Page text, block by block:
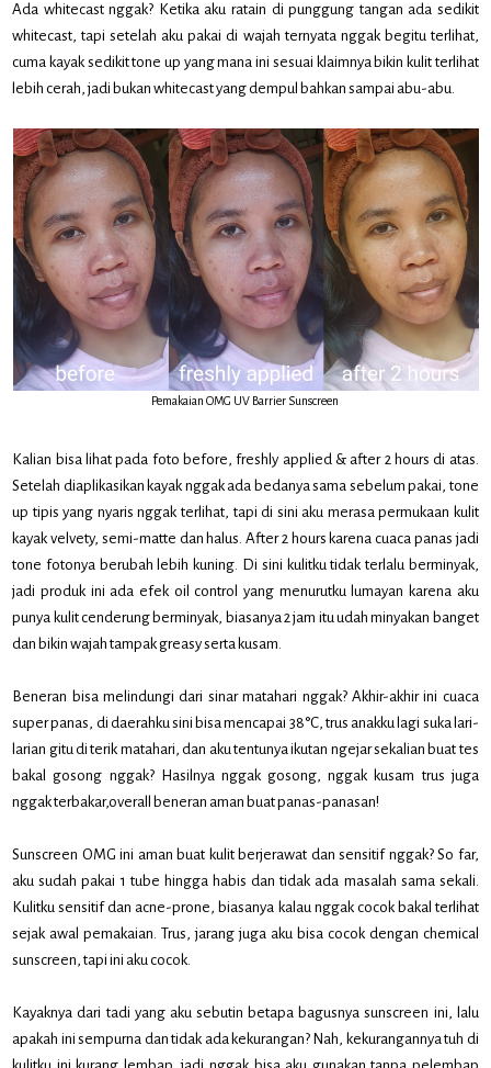
Ada whitecast nggak? Ketika aku ratain di punggung tangan ada sedikit
whitecast, tapi setelah aku pakai di wajah ternyata nggak begitu terlihat,
cuma kayak sedikit tone up yang mana ini sesuai klaimnya bikin kulit terlihat
lebih cerah, jadi bukan whitecast yang dempul bahkan sampai abu-abu.
Pemakaian OMG UV Barrier Sunscreen
Kalian bisa lihat pada foto before, freshly applied & after 2 hours di atas.
Setelah diaplikasikan kayak nggak ada bedanya sama sebelum pakai, tone
up tipis yang nyaris nggak terlihat, tapi di sini aku merasa permukaan kulit
kayak velvety, semi-matte dan halus. After 2 hours karena cuaca panas jadi
tone fotonya berubah lebih kuning. Di sini kulitku tidak terlalu berminyak,
jadi produk ini ada efek oil control yang menurutku lumayan karena aku
punya kulit cenderung berminyak, biasanya 2 jam itu udah minyakan banget
dan bikin wajah tampak greasy serta kusam.
Beneran bisa melindungi dari sinar matahari nggak? Akhir-akhir ini cuaca
super panas, di daerahku sini bisa mencapai 38°C, trus anakku lagi suka lari-
larian gitu di terik matahari, dan aku tentunya ikutan ngejar sekalian buat tes
bakal gosong nggak? Hasilnya nggak gosong, nggak kusam trus juga
nggak terbakar,overall beneran aman buat panas-panasan!
Sunscreen OMG ini aman buat kulit berjerawat dan sensitif nggak? So far,
aku sudah pakai 1 tube hingga habis dan tidak ada masalah sama sekali.
Kulitku sensitif dan acne-prone, biasanya kalau nggak cocok bakal terlihat
sejak awal pemakaian. Trus, jarang juga aku bisa cocok dengan chemical
sunscreen, tapi ini aku cocok.
Kayaknya dari tadi yang aku sebutin betapa bagusnya sunscreen ini, lalu
apakah ini sempurna dan tidak ada kekurangan? Nah, kekurangannya tuh di
kulitku ini kurang lembap, jadi nggak bisa aku gunakan tanpa pelembap